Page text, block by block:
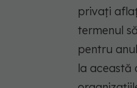
privaţi
termenul
pentru
la această